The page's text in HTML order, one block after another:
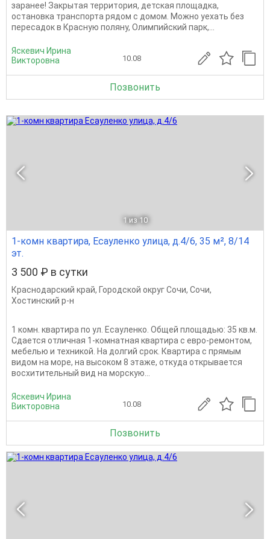
заранее! Закрытая территория, детская площадка,
остановка транспорта рядом с домом. Можно уехать без
пересадок в Красную поляну, Олимпийский парк,...
Яскевич Ирина
Викторовна
10.08
Позвонить
1 из 10
1-комн квартира, Есауленко улица, д.4/6, 35 м², 8/14
эт.
3 500 ₽ в сутки
Краснодарский край, Городской округ Сочи, Сочи,
Хостинский р-н
1 комн. квартира по ул. Есауленко. Общей площадью: 35 кв.м.
Сдается отличная 1-комнатная квартира с евро-ремонтом,
мебелью и техникой. На долгий срок. Квартира с прямым
видом на море, на высоком 8 этаже, откуда открывается
восхитительный вид на морскую...
Яскевич Ирина
Викторовна
10.08
Позвонить